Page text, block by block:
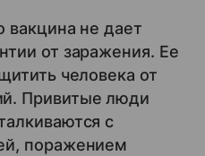
вакцина не дает
от заражения. Ее
человека от
Привитые люди
с
поражением